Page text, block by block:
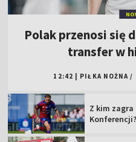
Polak przenosi się
transfer w
12:42 PIŁKA NOŻNA /
Z kim zagra